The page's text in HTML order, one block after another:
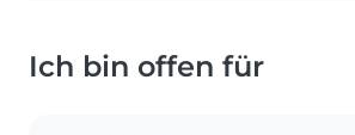
Ich bin offen für